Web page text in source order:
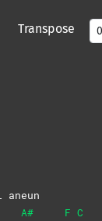
Transpose
aneun
A#
F C